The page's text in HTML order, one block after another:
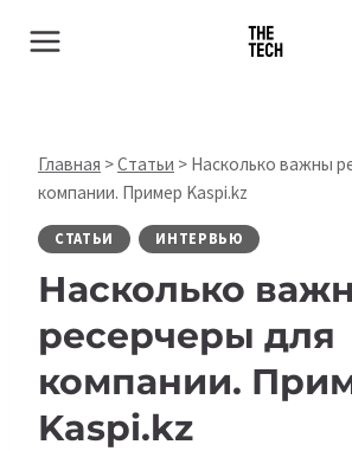
Главная >Статьи > Насколько важны
компании. Пример Kaspi.kz​
СТАТЬИ ИНТЕРВЬЮ
Насколько
ресерчеры для
компании.
Kaspi.kz